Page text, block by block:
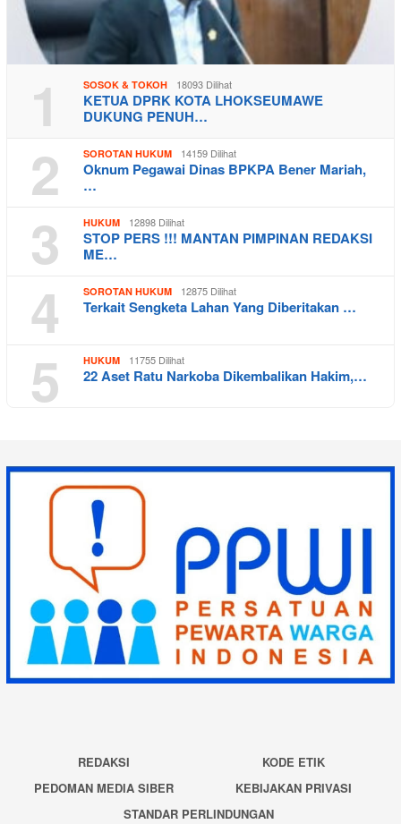
1 SOSOK & TOKOH 18093 Dilihat
KETUA DPRK KOTA LHOKSEUMAWE
DUKUNG PENUH…
2 SOROTAN HUKUM 14159 Dilihat
Oknum Pegawai Dinas BPKPA Bener Mariah,
…
3 HUKUM 12898 Dilihat
STOP PERS !!! MANTAN PIMPINAN REDAKSI
ME…
4 SOROTAN HUKUM 12875 Dilihat
Terkait Sengketa Lahan Yang Diberitakan …
5 HUKUM 11755 Dilihat
22 Aset Ratu Narkoba Dikembalikan Hakim,…
REDAKSI
KODE ETIK
PEDOMAN MEDIA SIBER
KEBIJAKAN PRIVASI
STANDAR PERLINDUNGAN